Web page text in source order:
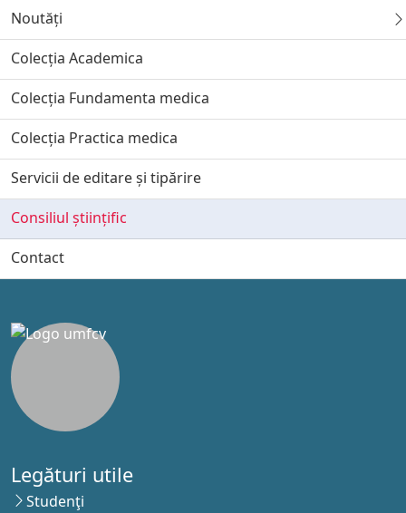
Noutăți
Colecția Academica
Colecția Fundamenta medica
Colecția Practica medica
Servicii de editare și tipărire
Consiliul științific
Contact
Legături utile
Studenţi